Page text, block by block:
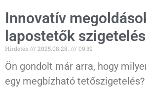
Innovatív
lapostetők
Hirdetés 2025.08.28. 09:39
Ön gondolt már arra, hogy
egy megbízható